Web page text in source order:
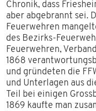
FAHRZEUGE
EINSÄTZE
VEREIN
Chronik, dass
aber abgebrannt sei.
Feuerwehren
des Bezirks-
Feuerwehren,
1868
und gründeten die
und Unterlagen aus
Teil bei einigen
1869 kaufte man